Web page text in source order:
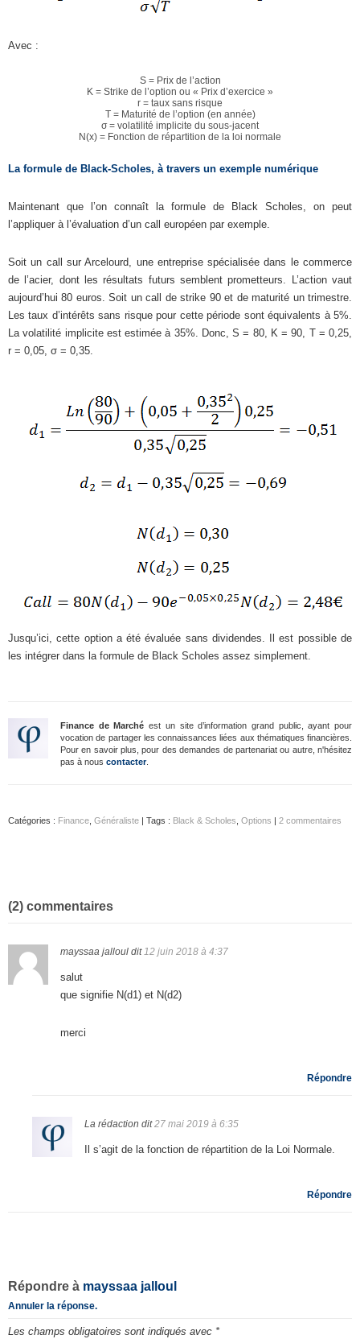
Avec :
S = Prix de l’action
K = Strike de l’option ou « Prix d’exercice »
r = taux sans risque
T = Maturité de l’option (en année)
σ = volatilité implicite du sous-jacent
N(x) = Fonction de répartition de la loi normale
La formule de Black-Scholes, à travers un exemple numérique
Maintenant que l’on connaît la formule de Black Scholes, on peut
l’appliquer à l’évaluation d’un call européen par exemple.
Soit un call sur Arcelourd, une entreprise spécialisée dans le commerce
de l’acier, dont les résultats futurs semblent prometteurs. L’action vaut
aujourd’hui 80 euros. Soit un call de strike 90 et de maturité un trimestre.
Les taux d’intérêts sans risque pour cette période sont équivalents à 5%.
La volatilité implicite est estimée à 35%. Donc, S = 80, K = 90, T = 0,25,
r = 0,05, σ = 0,35.
Jusqu’ici, cette option a été évaluée sans dividendes. Il est possible de
les intégrer dans la formule de Black Scholes assez simplement.
Finance de Marché est un site d’information grand public, ayant pour
vocation de partager les connaissances liées aux thématiques financières.
Pour en savoir plus, pour des demandes de partenariat ou autre, n'hésitez
pas à nous contacter.
Catégories : Finance Généraliste | Tags : Black & Scholes Options | 2 commentaires
(2) commentaires
mayssaa jalloul dit 12 juin 2018 à 4:37
salut
que signifie N(d1) et N(d2)
merci
Répondre
La rédaction dit 27 mai 2019 à 6:35
Il s’agit de la fonction de répartition de la Loi Normale.
Répondre
Répondre à mayssaa jalloul
Annuler la réponse.
Les champs obligatoires sont indiqués avec *